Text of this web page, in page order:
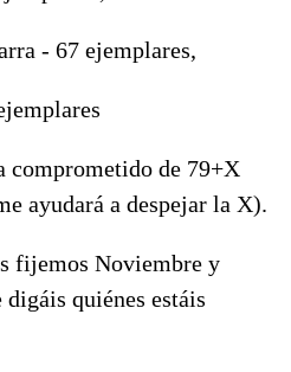
- 67 ejemplares,
comprometido de 79+X
ayudará a despejar la X).
fijemos Noviembre y
quiénes estáis